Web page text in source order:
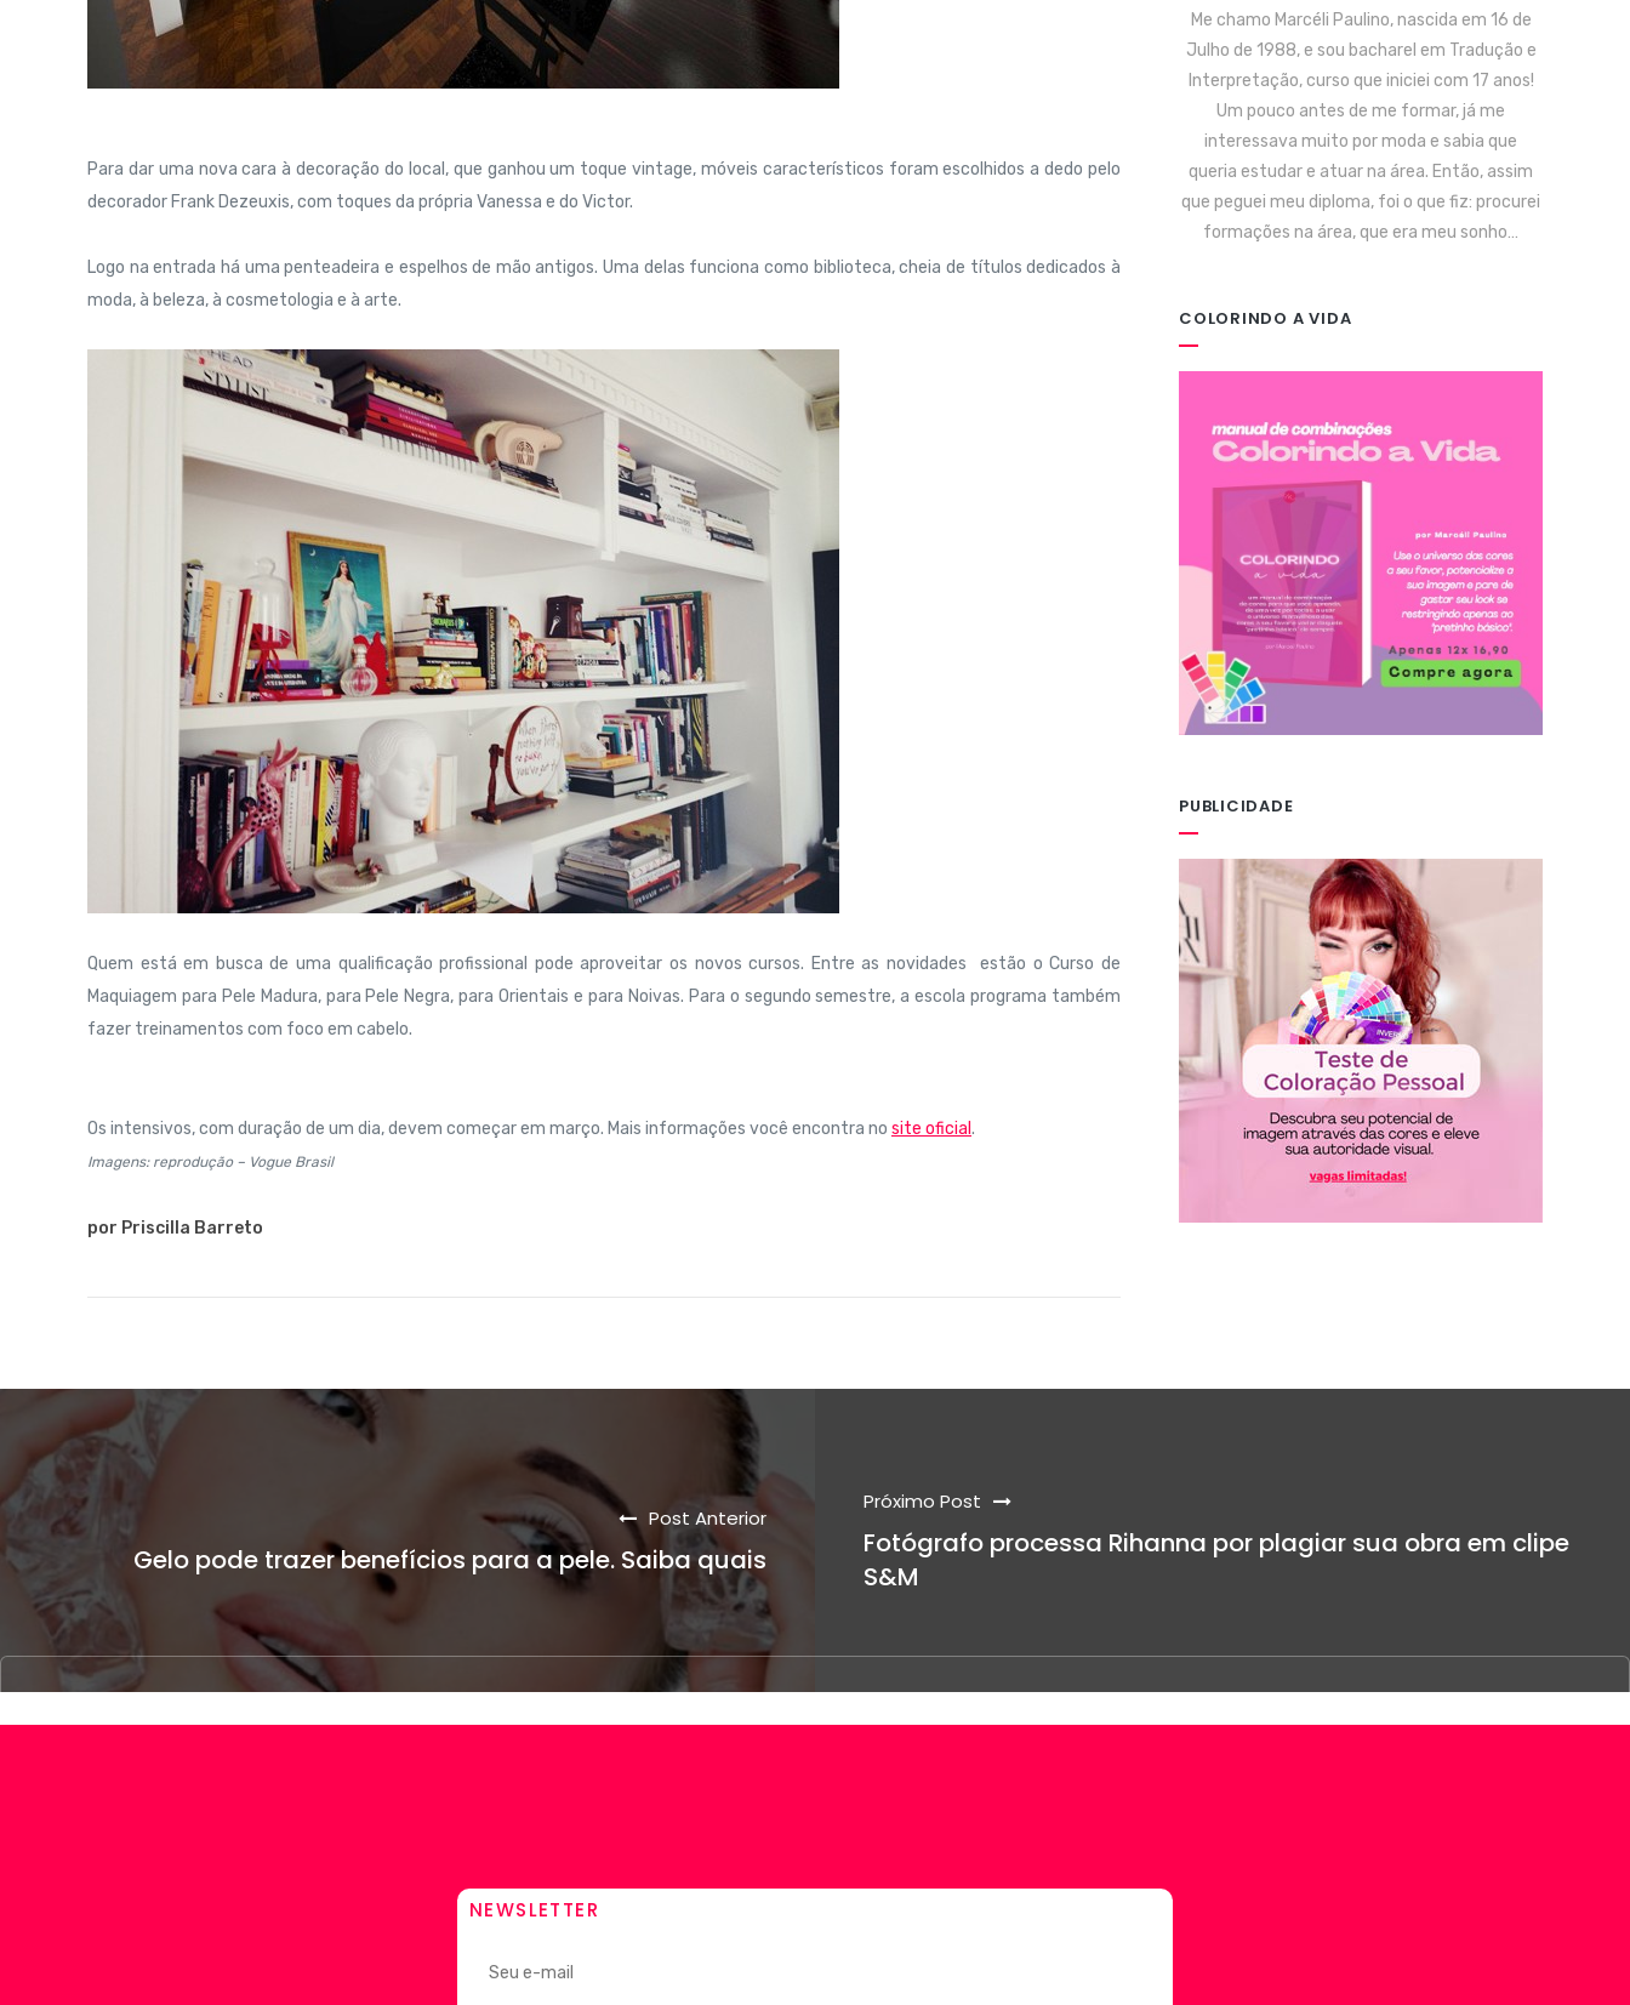
Para dar uma nova cara à decoração do local, que ganhou um toque vintage, móveis característicos foram escolhidos a dedo pelo
decorador Frank Dezeuxis, com toques da própria Vanessa e do Victor.
Logo na entrada há uma penteadeira e espelhos de mão antigos. Uma delas funciona como biblioteca, cheia de títulos dedicados à
moda, à beleza, à cosmetologia e à arte.
Quem está em busca de uma qualificação profissional pode aproveitar os novos cursos. Entre as novidades estão o Curso de
Maquiagem para Pele Madura, para Pele Negra, para Orientais e para Noivas. Para o segundo semestre, a escola programa também
fazer treinamentos com foco em cabelo.
Os intensivos, com duração de um dia, devem começar em março. Mais informações você encontra no site oficial .
Imagens: reprodução – Vogue Brasil
por Priscilla Barreto
Me chamo Marcéli Paulino, nascida em 16 de
Julho de 1988, e sou bacharel em Tradução e
Interpretação, curso que iniciei com 17 anos!
Um pouco antes de me formar, já me
interessava muito por moda e sabia que
queria estudar e atuar na área. Então, assim
que peguei meu diploma, foi o que fiz: procurei
formações na área, que era meu sonho…
COLORINDO A VIDA
PUBLICIDADE
Post Anterior
Gelo pode trazer benefícios para a pele. Saiba quais
Próximo Post
Fotógrafo processa Rihanna por plagiar sua obra em clipe
S&M
NEWSLETTER